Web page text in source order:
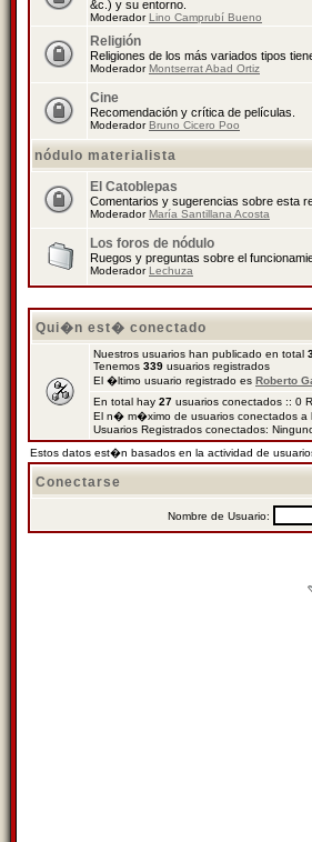
&c.) y su entorno.
ModeradorLino Camprubí Bueno
Religión
Religiones de los más variados tipos
ModeradorMontserrat Abad Ortiz
Cine
Recomendación y crítica de películas.
ModeradorBruno Cicero Poo
nódulo materialista
El Catoblepas
Comentarios y sugerencias sobre esta
ModeradorMaría Santillana Acosta
Los foros de nódulo
Ruegos y preguntas sobre el
ModeradorLechuza
Qui�n est� conectado
Nuestros usuarios han publicado en total
Tenemos 339 usuarios registrados
El �ltimo usuario registrado es Roberto
En total hay 27 usuarios conectados :: 0
El n� m�ximo de usuarios conectados a
Usuarios Registrados conectados:
Estos datos est�n basados en la actividad de
Conectarse
Nombre de Usuario: